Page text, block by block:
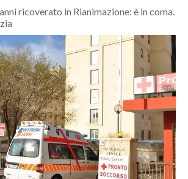
ricoverato in Rianimazione: è in coma.